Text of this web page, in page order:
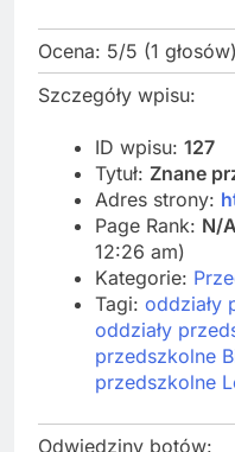
Ocena: 5/5 (1
Szczegóły wpisu:
ID wpisu: 127
Tytuł: Znane
Adres strony:
Page Rank: N/A
12:26 am)
Kategorie:
Tagi: oddziały
oddziały
przedszkolne
przedszkolne
Odwiedziny botów: